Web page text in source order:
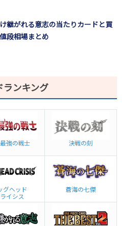
継がれる意志の当たりカードと買
段相場まとめ
ランキング
強の戦士 決戦の刻
グヘッド
イシス
蒼海の七傑